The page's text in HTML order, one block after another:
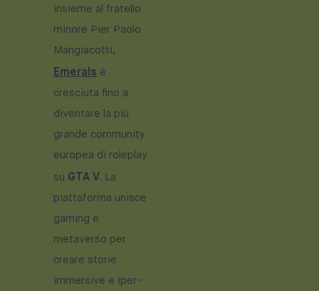
insieme al fratello
minore Pier Paolo
Mangiacotti,
Emerals è
cresciuta fino a
diventare la più
grande community
europea di roleplay
su GTA V. La
piattaforma unisce
gaming e
metaverso per
creare storie
immersive e iper-